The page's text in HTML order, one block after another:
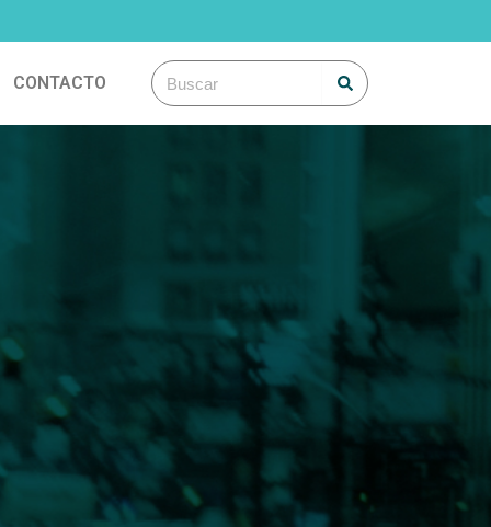
CONTACTO
Search Search